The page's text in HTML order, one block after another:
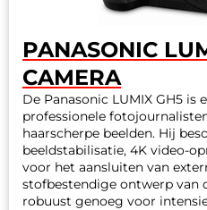
PANASONIC
CAMERA
De Panasonic LUMIX GH5 is
professionele
haarscherpe beelden. Hij
beeldstabilisatie, 4K video-
voor het aansluiten van
stofbestendige ontwerp van
robuust genoeg voor